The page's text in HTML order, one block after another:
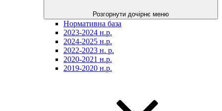
Розгорнути дочірнє меню
Нормативна база
2023-2024 н.р.
2024-2025 н.р.
2022-2023 н. р.
2020-2021 н.р.
2019-2020 н.р.